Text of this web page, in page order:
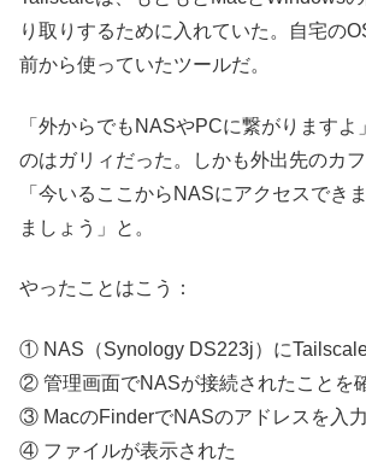
り取りするために入れていた。自宅の
前から使っていたツールだ。
「外からでもNASやPCに繋がりますよ
のはガリィだった。しかも外出先のカフ
「今いるここからNASにアクセスでき
ましょう」と。
やったことはこう：
① NAS（Synology DS223j）に
② 管理画面でNASが接続されたことを
③ MacのFinderでNASのアドレスを入力
④ ファイルが表示された